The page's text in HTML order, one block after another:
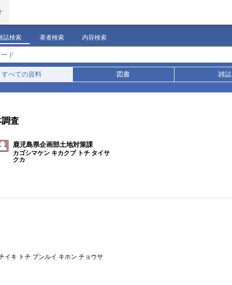
誌検索 著者検索 内容検索
すべての資料 図書 雑誌
査
鹿児島県企画部土地対策課
カゴシマケン キカクブ トチ タイサ
クカ
イキ トチ ブンルイ キホン チョウサ